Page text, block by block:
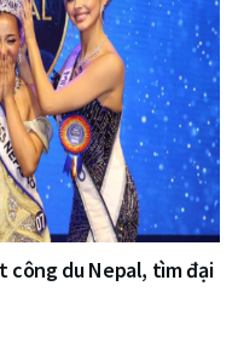
công du Nepal, tìm đại